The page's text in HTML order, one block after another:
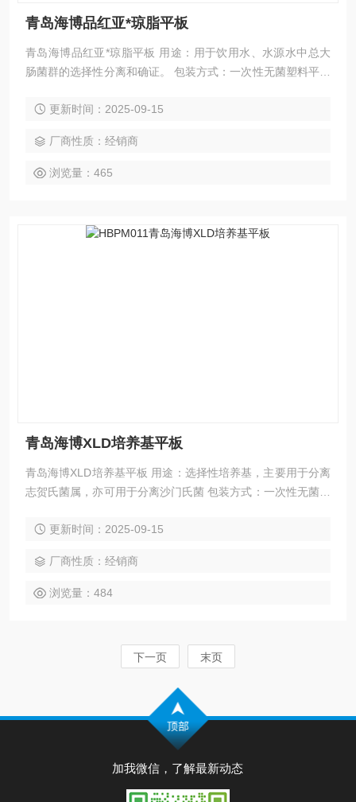
青岛海博品红亚*琼脂平板
青岛海博品红亚*琼脂平板 用途：用于饮用水、水源水中总大
肠菌群的选择性分离和确证。 包装方式：一次性无菌塑料平皿
更新时间：2025-09-15
厂商性质：经销商
浏览量：465
青岛海博XLD培养基平板
青岛海博XLD培养基平板 用途：选择性培养基，主要用于分离
志贺氏菌属，亦可用于分离沙门氏菌 包装方式：一次性无菌塑
更新时间：2025-09-15
厂商性质：经销商
浏览量：484
下一页 末页
加我微信，了解最新动态